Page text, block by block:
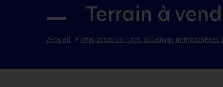
Terrain à
Accueil Implantation : nos solutions immobilières